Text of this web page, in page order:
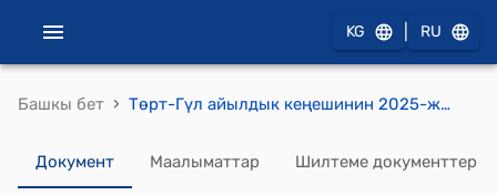
KG RU
Башкы бет › Төрт-Гүл айылдык кеңешинин 2025-жылдын 7-августундагы № 50-4 "Төрт-Гүл айыл аймагынын аксакалдар сотунун курамын жана Жобосун бекитүү жөнүндө" токтому
Документ Маалыматтар Шилтеме документтер